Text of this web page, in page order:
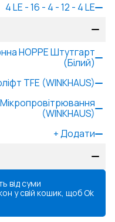
4 LE - 16 - 4 - 12 - 4 LE
HOPPE Штутгарт
(Білий)
TFE (WINKHAUS)
Мікропровітрювання
(WINKHAUS)
+Додати
від суми
у свій кошик, щобOk